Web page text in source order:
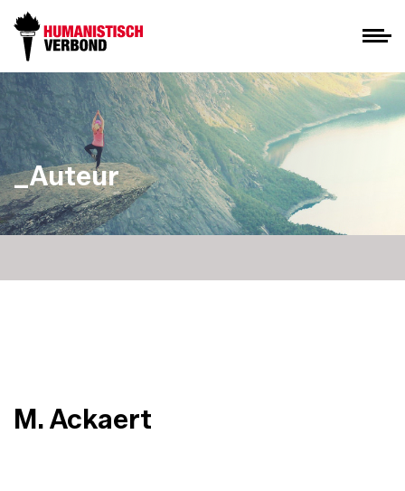
_Auteur
M. Ackaert